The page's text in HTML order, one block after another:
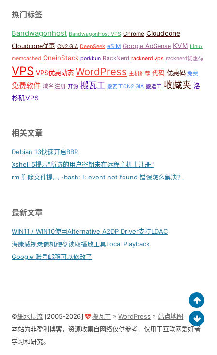
热门标签
Bandwagonhost BandwagonHost VPS Chrome Cloudcone
Cloudcone优惠 CN2 GIA DeepSeek eSIM Google AdSense KVM Linux
memcached OneinStack porkbun RackNerd racknerd vps racknerd优惠码
VPS VPS优惠动态 WordPress 主机推荐 代码 优惠码 免费
免费软件 域名注册 开源 搬瓦工 搬瓦工CN2 GIA 搬运工 收藏夹 洛
杉矶VPS
相关文章
Debian 13快速开启BBR
Xshell 5提示"所选的用户密钥未在远程主机上注册"
rm 删除文件提示 -bash: !: event not found 错误怎么解决？
最新文章
WIN11 / WIN10使用Alternative A2DP Driver支持LDAC
海康威视录像机硬盘读取播放工具Local Playback
Google 账号邮箱可以修改了
©細水長流 ⌈2005-2026⌋ 搬瓦工 »WordPress »站点地图
本站为非盈利博客，资源收集自网络仅供参考，仅用于互联网爱好者
学习和研究。